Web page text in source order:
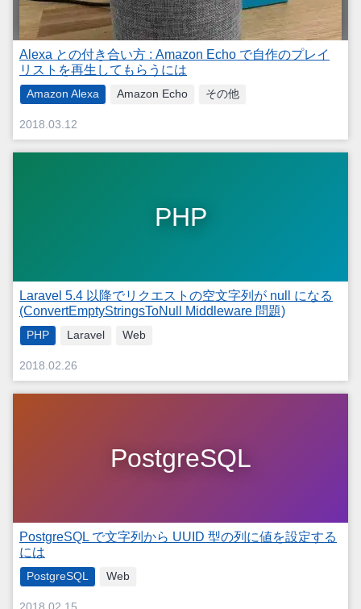
Alexa との付き合い方 : Amazon Echo で自作のプレイ
リストを再生してもらうには
Amazon Alexa Amazon Echo その他
2018.03.12
PHP
Laravel 5.4 以降でリクエストの空文字列が null になる
(ConvertEmptyStringsToNull Middleware 問題)
PHP Laravel Web
2018.02.26
PostgreSQL
PostgreSQL で文字列から UUID 型の列に値を設定する
には
PostgreSQL Web